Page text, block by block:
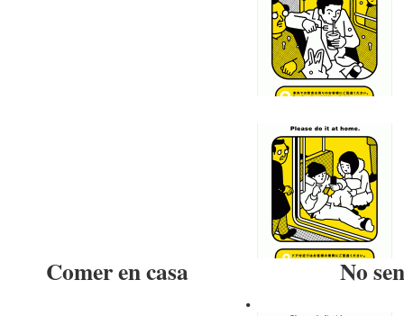
Comer en casa No
.